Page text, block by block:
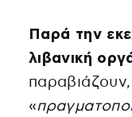
Παρά την
λιβανική
«